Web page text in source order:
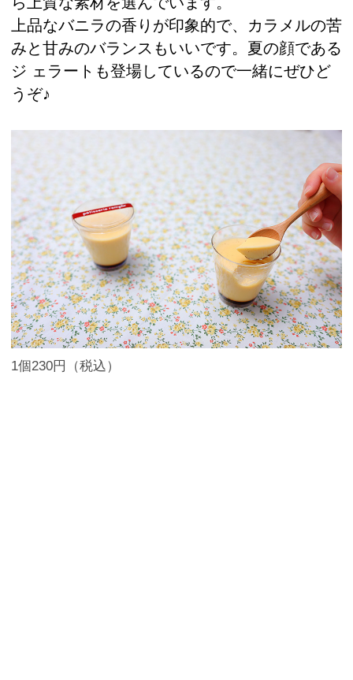
上品なバニラの香りが印象的で、カラメルの苦
みと甘みのバランスもいいです。夏の顔である
ジ ェラートも登場しているので一緒にぜひど
うぞ♪
1個230円（税込）